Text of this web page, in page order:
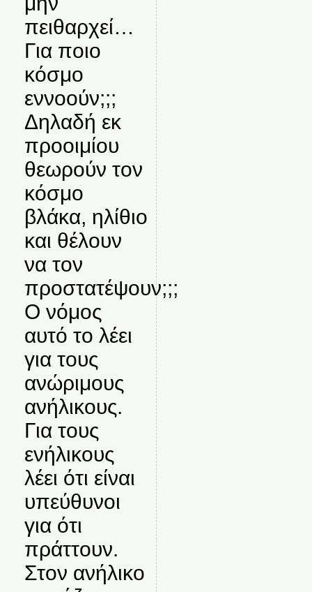
πειθαρχεί…
Για ποιο
κόσμο
εννοούν;;;
Δηλαδή εκ
προοιμίου
θεωρούν τον
κόσμο
βλάκα, ηλίθιο
και θέλουν
να τον
προστατέψουν;;;
Ο νόμος
αυτό το λέει
για τους
ανώριμους
ανήλικους.
Για τους
ενήλικους
λέει ότι είναι
υπεύθυνοι
για ότι
πράττουν.
Στον ανήλικο